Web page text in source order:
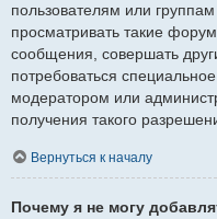
пользователям или
просматривать такие
сообщения, совершать
потребоваться
модератором или
получения такого
Вернуться к началу
Почему я не могу